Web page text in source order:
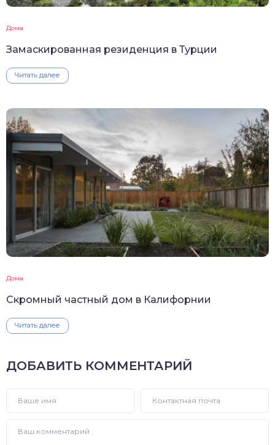
Дома
Замаскированная резиденция в Турции
Читать далее
Дома
Скромный частный дом в Калифорнии
Читать далее
ДОБАВИТЬ КОММЕНТАРИЙ